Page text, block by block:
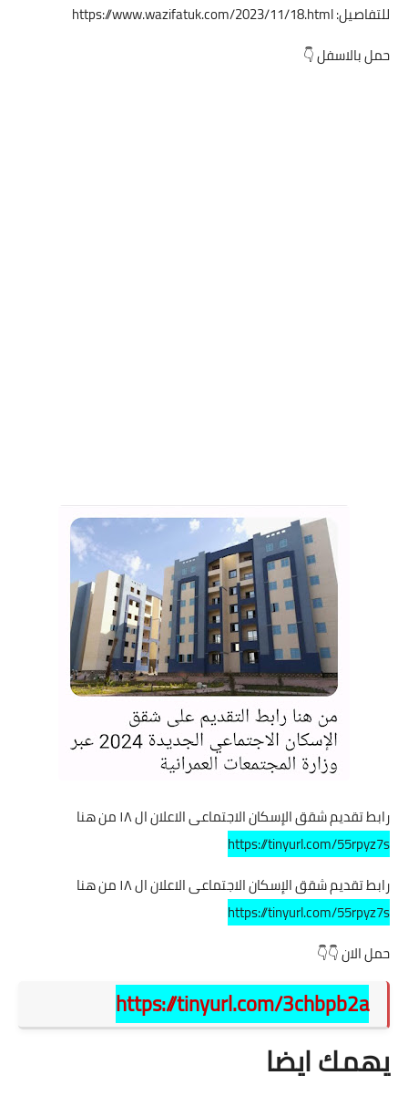
للتفاصيل:https://www.wazifatuk.com/2023/11/18.html
حمل بالاسفل 👇
رابط تقديم شقق الإسكان الاجتماعى الاعلان ال ١٨ من هنا
https://tinyurl.com/55rpyz7s
رابط تقديم شقق الإسكان الاجتماعى الاعلان ال ١٨ من هنا
https://tinyurl.com/55rpyz7s
حمل الان 👇👇
https://tinyurl.com/3chbpb2a
يهمك ايضا